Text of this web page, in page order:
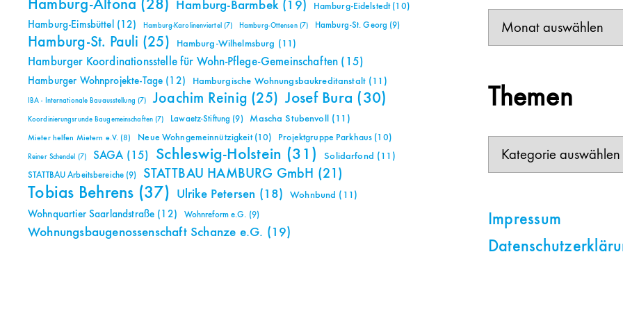
Hamburg-Altona (28) Hamburg-Barmbek (19) Hamburg-Eidelstedt(10)
Hamburg-Eimsbüttel (12) Hamburg-Karolinenviertel (7) Hamburg-Ottensen(7) Hamburg-St. Georg (9)
Hamburg-St. Pauli (25) Hamburg-Wilhelmsburg (11)
Hamburger Koordinationsstelle für Wohn-Pflege-Gemeinschaften (15)
Hamburger Wohnprojekte-Tage (12) Hamburgische Wohnungsbaukreditanstalt (11)
IBA - Internationale Bauausstellung (7) Joachim Reinig (25) Josef Bura (30)
Koordinierungsrunde Baugemeinschaften(7) Lawaetz-Stiftung (9) Mascha Stubenvoll (11)
Mieter helfen Mietern e.V. (8) Neue Wohngemeinnützigkeit(10) Projektgruppe Parkhaus (10)
Reiner Schendel (7) SAGA (15) Schleswig-Holstein (31) Solidarfond (11)
STATTBAU Arbeitsbereiche (9) STATTBAU HAMBURG GmbH (21)
Tobias Behrens (37) Ulrike Petersen (18) Wohnbund (11)
Wohnquartier Saarlandstraße (12) Wohnreform e.G. (9)
Wohnungsbaugenossenschaft Schanze e.G. (19)
Themen
Impressum